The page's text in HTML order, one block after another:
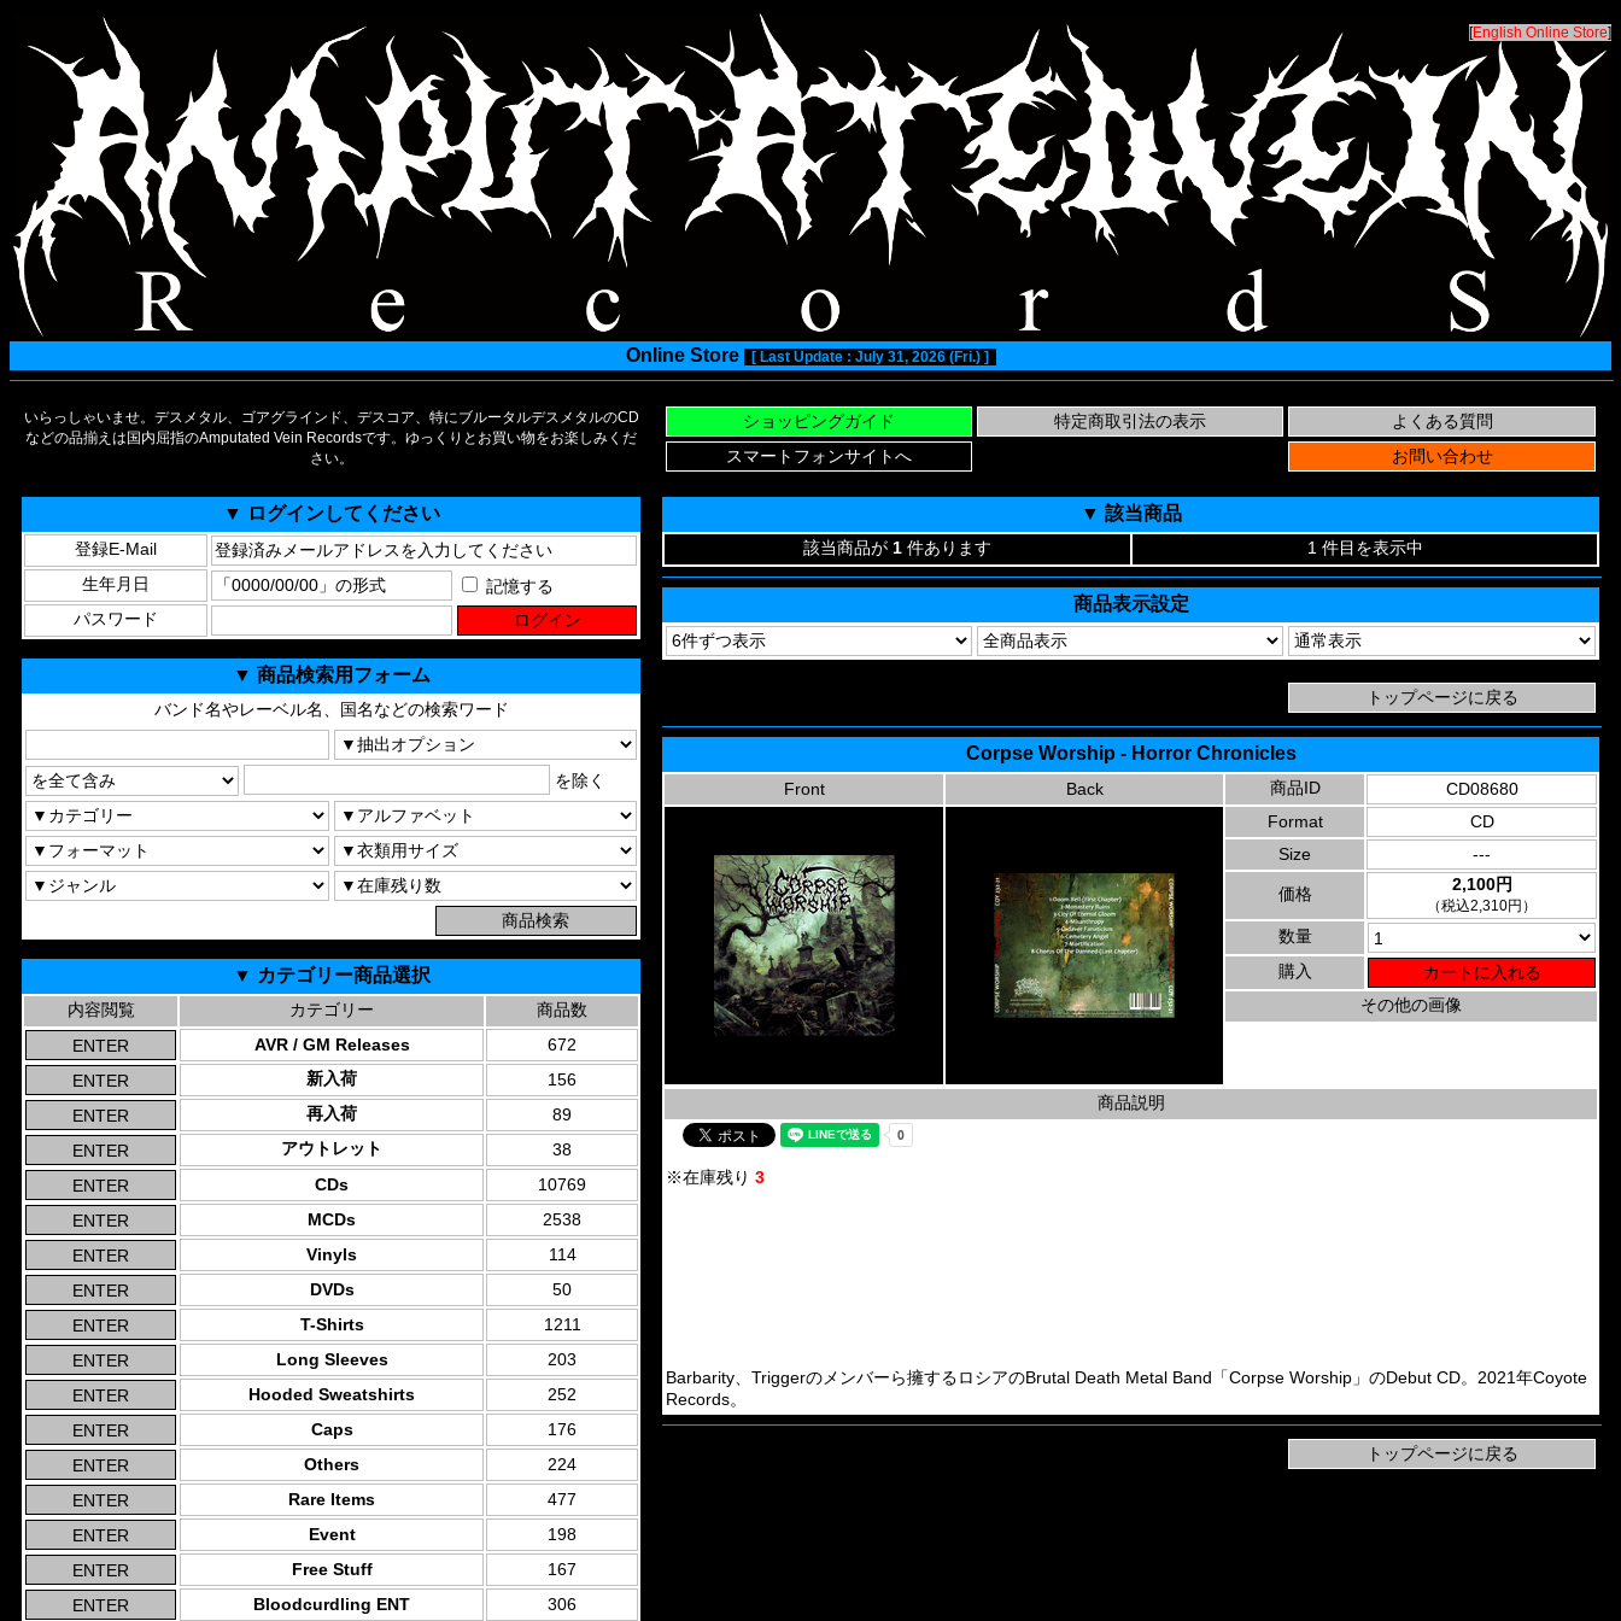
[English Online Store]
Online Store [ Last Update : July 31, 2026 (Fri.) ]
いらっしゃいませ。デスメタル、ゴアグラインド、デスコア、特にブルータルデスメタルのCD
などの品揃えは国内屈指のAmputated Vein Recordsです。ゆっくりとお買い物をお楽しみくだ
さい。
▼ ログインしてください
登録E-Mail
生年月日
記憶する
パスワード
▼ 商品検索用フォーム
バンド名やレーベル名、国名などの検索ワード
を除く
▼ カテゴリー商品選択
内容閲覧 カテゴリー
商品数
AVR / GM Releases
672
新入荷
156
再入荷
89
アウトレット
38
CDs
10769
MCDs
2538
Vinyls
114
DVDs
50
T-Shirts
1211
Long Sleeves
203
Hooded Sweatshirts
252
Caps
176
Others
224
Rare Items
477
Event
198
Free Stuff
167
Bloodcurdling ENT
306
▼ 該当商品
該当商品が 1 件あります 1 件目を表示中
商品表示設定
Corpse Worship - Horror Chronicles
Front Back 商品ID
CD08680
Format
CD
Size
---
価格 2,100円
（税込2,310円）
数量
購入
その他の画像
商品説明
※在庫残り 3
Barbarity、Triggerのメンバーら擁するロシアのBrutal Death Metal Band「Corpse Worship」のDebut CD。2021年Coyote
Records。